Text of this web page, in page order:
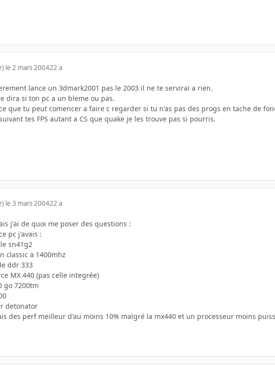
le 2 mars 200422 a
lance un 3dmark2001 pas le 2003 il ne te servirai a rien.
dira si ton pc a un bleme ou pas.
que tu peut comencer a faire c regarder si tu n'as pas des progs en tache de
tes FPS autant a CS que quake je les trouve pas si pourris.
le 3 mars 200422 a
j'ai de quoi me poser des questions :
pc j'avais :
sn41g2
classic a 1400mhz
ddr 333
MX 440 (pas celle integrée)
go 7200tm
detonator
des perf meilleur d'au moins 10% malgré la mx440 et un processeur moins